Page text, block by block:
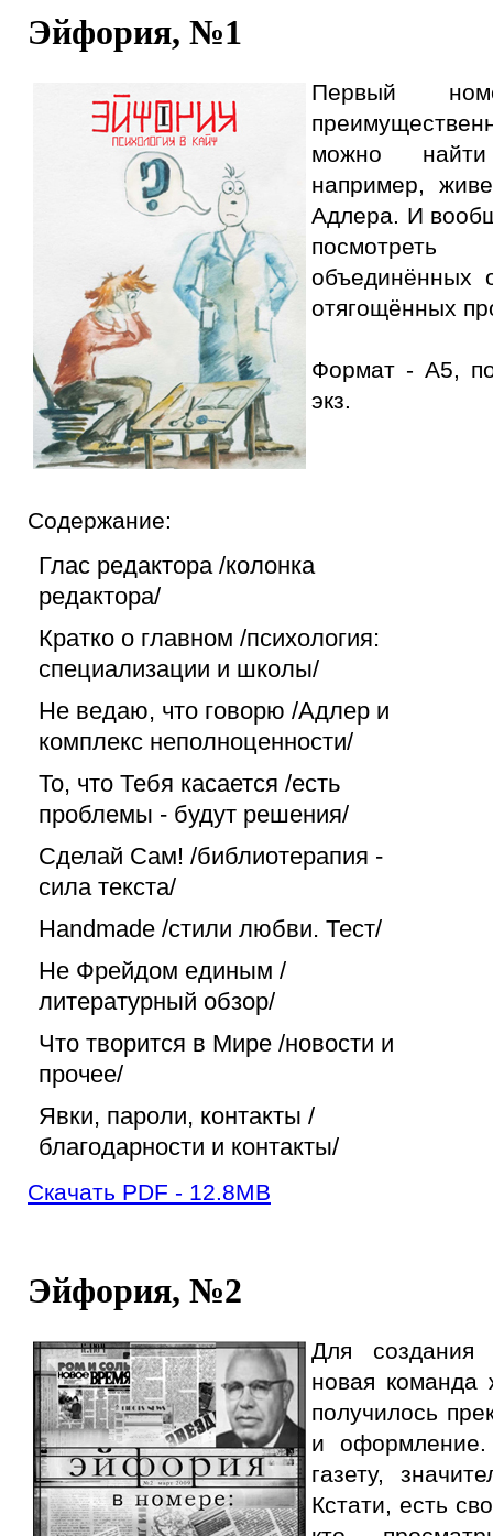
Эйфория, №1
Первый
можно
например,
Адлера. И
отягощённых
Формат - А5,
экз.
Содержание:
Глас редактора /колонка
редактора/
Кратко о главном /психология:
специализации и школы/
Не ведаю, что говорю /Адлер и
комплекс неполноценности/
То, что Тебя касается /есть
проблемы - будут решения/
Сделай Сам! /библиотерапия -
сила текста/
Handmade /стили любви. Тест/
Не Фрейдом единым /
литературный обзор/
Что творится в Мире /новости и
прочее/
Явки, пароли, контакты /
благодарности и контакты/
Скачать PDF - 12.8MB
Эйфория, №2
Для создания
новая команда
получилось
и
газету,
Кстати, есть